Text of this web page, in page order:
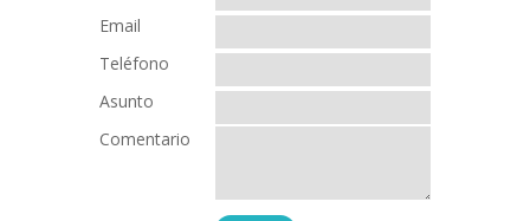
Email
Teléfono
Asunto
Comentario